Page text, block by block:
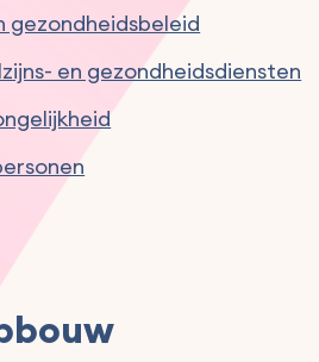
gezondheidsbeleid
en gezondheidsdiensten